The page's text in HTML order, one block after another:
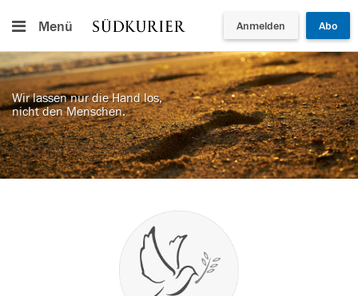
Menü Anmelden Abo
Wir lassen nur die Hand los,
nicht den Menschen.